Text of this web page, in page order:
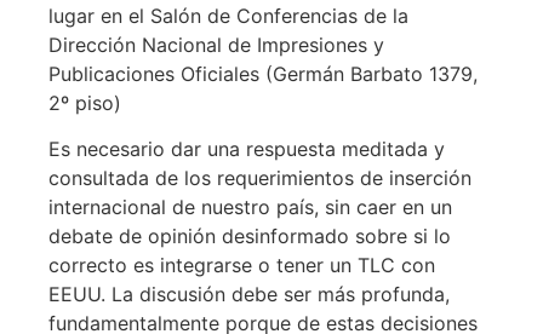
lugar en el Salón de Conferencias de la
Dirección Nacional de Impresiones y
Publicaciones Oficiales (Germán Barbato 1379,
2º piso)
Es necesario dar una respuesta meditada y
consultada de los requerimientos de inserción
internacional de nuestro país, sin caer en un
debate de opinión desinformado sobre si lo
correcto es integrarse o tener un TLC con
EEUU. La discusión debe ser más profunda,
fundamentalmente porque de estas decisiones